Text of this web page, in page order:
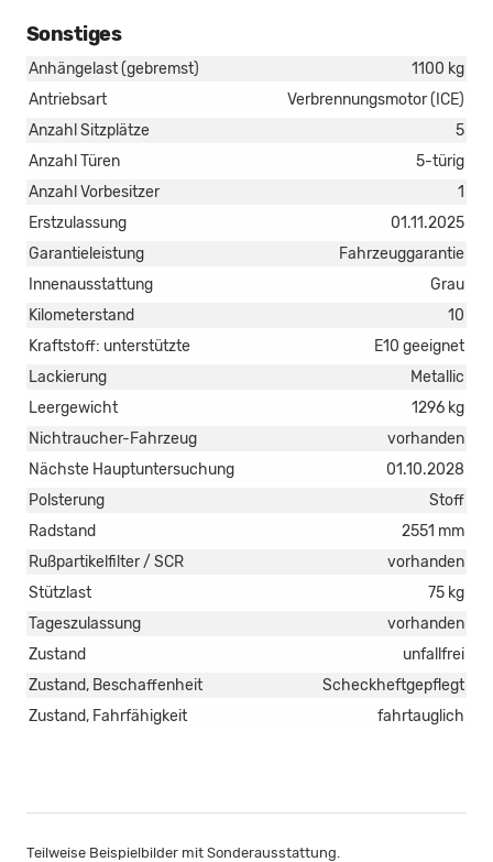
Sonstiges
Anhängelast (gebremst)
1100 kg
Antriebsart
Verbrennungsmotor (ICE)
Anzahl Sitzplätze
5
Anzahl Türen
5-türig
Anzahl Vorbesitzer
1
Erstzulassung
01.11.2025
Garantieleistung
Fahrzeuggarantie
Innenausstattung
Grau
Kilometerstand
10
Kraftstoff: unterstützte
E10 geeignet
Lackierung
Metallic
Leergewicht
1296 kg
Nichtraucher-Fahrzeug
vorhanden
Nächste Hauptuntersuchung
01.10.2028
Polsterung
Stoff
Radstand
2551 mm
Rußpartikelfilter / SCR
vorhanden
Stützlast
75 kg
Tageszulassung
vorhanden
Zustand
unfallfrei
Zustand, Beschaffenheit
Scheckheftgepflegt
Zustand, Fahrfähigkeit
fahrtauglich
Teilweise Beispielbilder mit Sonderausstattung.